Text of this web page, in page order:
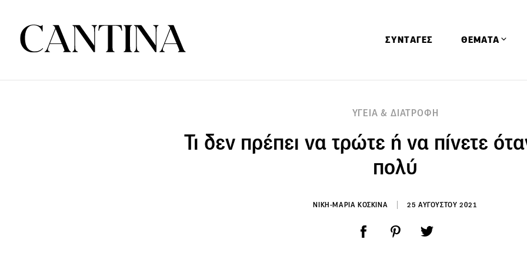
ΣΥΝΤΑΓΕΣ ΘΕΜΑΤΑ
Ειδήσεις
ΥΓΕΙΑ & ΔΙΑΤΡΟΦΗ
Τι δεν πρέπει να τρώτε ή να πίνετε
πολύ
ΝΙΚΗ-ΜΑΡΙΑ ΚΟΣΚΙΝΑ 25 ΑΥΓΟΥΣΤΟΥ 2021